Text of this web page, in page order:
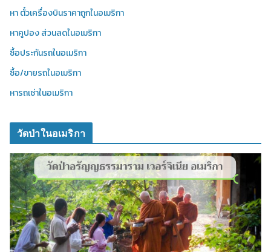
หา ตั๋วเครื่องบินราคาถูกในอเมริกา
หาคูปอง ส่วนลดในอเมริกา
ซื้อประกันรถในอเมริกา
ซื้อ/ขายรถในอเมริกา
หารถเช่าในอเมริกา
วัดป่าในอเมริกา